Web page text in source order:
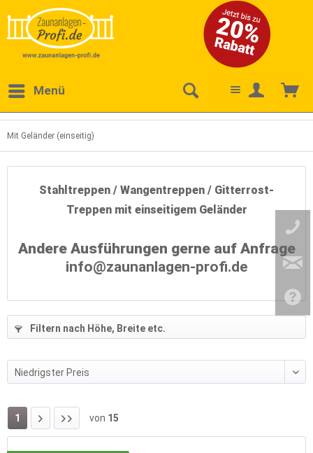
Menü
Mit Geländer (einseitig)
Stahltreppen / Wangentreppen / Gitterrost-
Treppen mit einseitigem Geländer
Andere Ausführungen gerne auf Anfrage
info@zaunanlagen-profi.de
Filtern nach Höhe, Breite etc.
1 von 15